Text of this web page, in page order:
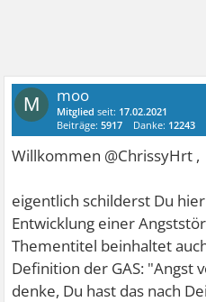
M moo
Mitglied seit: 17.02.2021
Beiträge:5917 Danke: 12243
Willkommen @ChrissyHrt ,
eigentlich schilderst Du
Entwicklung einer
Thementitel beinhaltet
Definition der GAS: "Angst
denke, Du hast das nach